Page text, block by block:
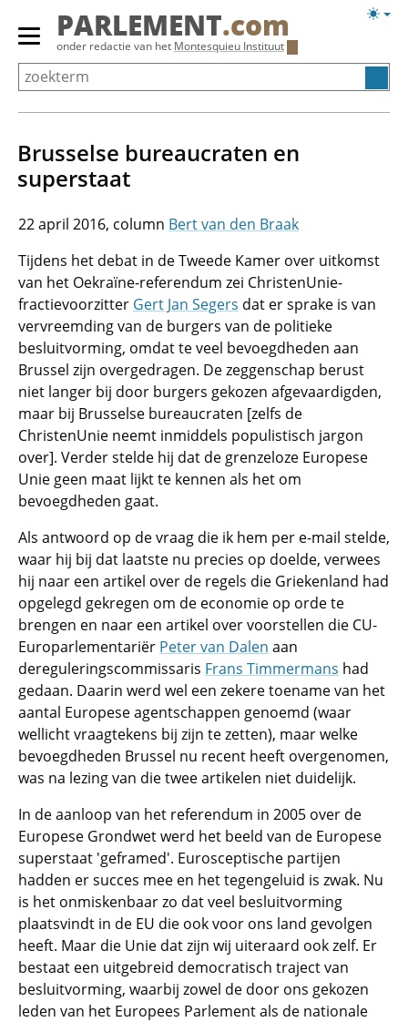
Overslaan
Primair
menu
tonen/verbergen
PARLEMENT.com
onder redactie van het Montesquieu Instituut
Brusselse bureaucraten en
superstaat
22 april 2016
Bert van den Braak
Tijdens het debat in de Tweede Kamer over uitkomst
van het Oekraïne-referendum zei ChristenUnie-
fractievoorzitter Gert Jan Segers dat er sprake is van
vervreemding van de burgers van de politieke
besluitvorming, omdat te veel bevoegdheden aan
Brussel zijn overgedragen. De zeggenschap berust
niet langer bij door burgers gekozen afgevaardigden,
maar bij Brusselse bureaucraten [zelfs de
ChristenUnie neemt inmiddels populistisch jargon
over]. Verder stelde hij dat de grenzeloze Europese
Unie geen maat lijkt te kennen als het om
bevoegdheden gaat.
Als antwoord op de vraag die ik hem per e-mail stelde,
waar hij bij dat laatste nu precies op doelde, verwees
hij naar een artikel over de regels die Griekenland had
opgelegd gekregen om de economie op orde te
brengen en naar een artikel over voorstellen die CU-
Europarlementariër Peter van Dalen aan
dereguleringscommissaris Frans Timmermans had
gedaan. Daarin werd wel een zekere toename van het
aantal Europese agentschappen genoemd (waar
wellicht vraagtekens bij zijn te zetten), maar welke
bevoegdheden Brussel nu recent heeft overgenomen,
was na lezing van die twee artikelen niet duidelijk.
In de aanloop van het referendum in 2005 over de
Europese Grondwet werd het beeld van de Europese
superstaat 'geframed'. Eurosceptische partijen
hadden er succes mee en het tegengeluid is zwak. Nu
is het onmiskenbaar zo dat veel besluitvorming
plaatsvindt in de EU die ook voor ons land gevolgen
heeft. Maar die Unie dat zijn wij uiteraard ook zelf. Er
bestaat een uitgebreid democratisch traject van
besluitvorming, waarbij zowel de door ons gekozen
leden van het Europees Parlement als de nationale